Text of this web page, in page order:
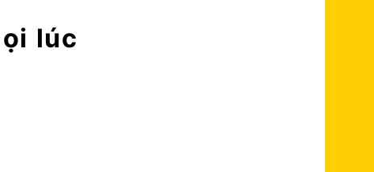
lúc